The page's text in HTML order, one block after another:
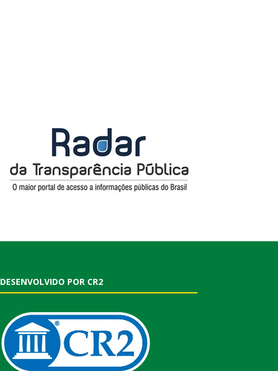
DESENVOLVIDO POR CR2